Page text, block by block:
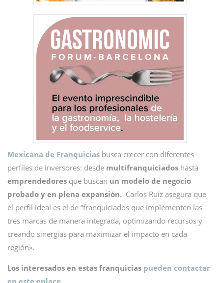
Mexicana de Franquicias busca crecer con diferentes
perfiles de inversores: desde multifranquiciados hasta
emprendedores que buscan un modelo de negocio
probado y en plena expansión. Carlos Ruíz asegura que
el perfil ideal es el de “franquiciados que implementen las
tres marcas de manera integrada, optimizando recursos y
creando sinergias para maximizar el impacto en cada
región».
Los interesados en estas franquicias pueden contactar
en este enlace.